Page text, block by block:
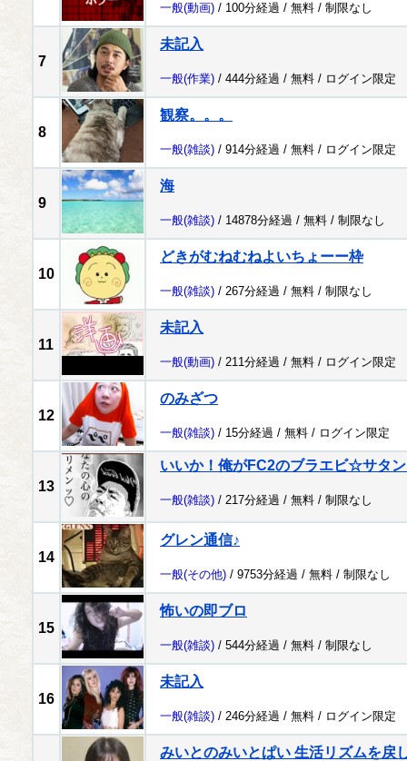
一般(動画) / 100分経過 / 無料 / 制限なし
7
未記入
一般(作業) / 444分経過 / 無料 / ログイン限定
8
観察。。。
一般(雑談) / 914分経過 / 無料 / ログイン限定
9
海
一般(雑談) / 14878分経過 / 無料 / 制限なし
10
どきがむねむねよいちょーー枠
一般(雑談) / 267分経過 / 無料 / 制限なし
11
未記入
一般(動画) / 211分経過 / 無料 / ログイン限定
12
のみざつ
一般(雑談) / 15分経過 / 無料 / ログイン限定
13
いいか！俺がFC2のブラエビ☆サタ
一般(雑談) / 217分経過 / 無料 / 制限なし
14
グレン通信♪
一般(その他) / 9753分経過 / 無料 / 制限なし
15
怖いの即ブロ
一般(雑談) / 544分経過 / 無料 / 制限なし
16
未記入
一般(雑談) / 246分経過 / 無料 / ログイン限定
みいとのみいとぱい 生活リズムを戻